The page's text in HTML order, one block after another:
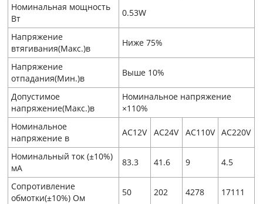
Номинальная мощность
Вт
0.53W
Напряжение
втягивания(Макс.)в
Ниже 75%
Напряжение
отпадания(Мин.)в
Выше 10%
Допустимое
напряжение(Макс.)в
Номинальное напряжение
×110%
Номинальное
напряжение в
AC12V AC24V AC110V AC220V
Номинальный ток (±10%)
мA
83.3 41.6 9 4.5
Сопротивление
обмотки(±10%) Ом
50 202 4278 17111